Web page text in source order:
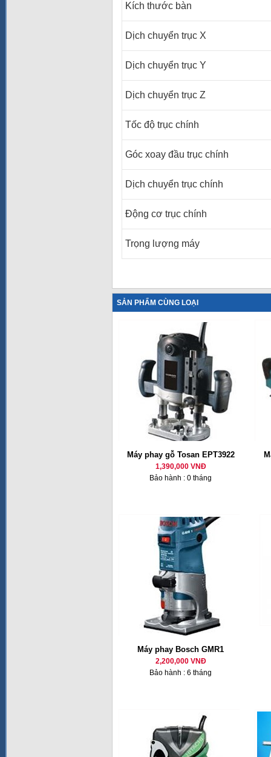
Kích thước bàn
Dịch chuyển trục X
Dịch chuyển trục Y
Dịch chuyển trục Z
Tốc độ trục chính
Góc xoay đầu trục chính
Dịch chuyển trục chính
Động cơ trục chính
Trọng lượng máy
SẢN PHẨM CÙNG LOẠI
Máy phay gỗ Tosan EPT3922
1,390,000 VNĐ
Bảo hành : 0 tháng
Máy phay Bosch GMR1
2,200,000 VNĐ
Bảo hành : 6 tháng